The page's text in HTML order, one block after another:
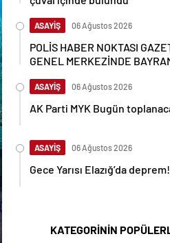
ASAYİŞ 06 Ağustos 2026
POLİS HABER NOKTASI
GENEL MERKEZİNDE
ASAYİŞ 06 Ağustos 2026
AK Parti MYK Bugün
ASAYİŞ 06 Ağustos 2026
Gece Yarısı Elazığ’da deprem!
KATEGORİNİN